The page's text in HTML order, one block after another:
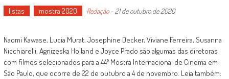
listas mostra 2020 Redação- 21 de outubro de 2020
Naomi Kawase, Lucia Murat, Josephine Decker, Viviane Ferreira, Susanna
Nicchiarelli, Agnizeska Holland e Joyce Prado são algumas das diretoras
com filmes selecionados para a 44ª Mostra Internacional de Cinema em
São Paulo, que ocorre de 22 de outubro a 4 de novembro. Leia também: